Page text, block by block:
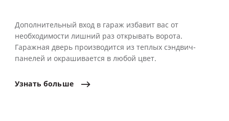
Дополнительный вход в гараж избавит вас от
необходимости лишний раз открывать ворота.
Гаражная дверь производится из теплых сэндвич-
панелей и окрашивается в любой цвет.
Узнать больше